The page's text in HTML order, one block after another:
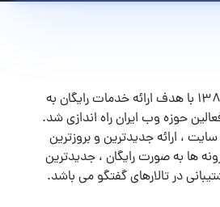
پرشین اسکریپت در سال ۱۳۸۶ با هدف ارائه خدمات رایگان به
حوزه وب ایران راه اندازی شد.
، ارائه جدیدترین و بروزترین
ها به صورت رایگان ، جدیدترین
در تالارهای گفتگو می باشد.